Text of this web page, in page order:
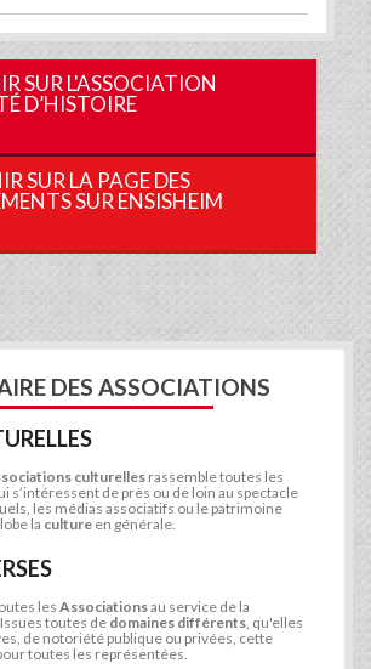
SUR L'ASSOCIATION
D’HISTOIRE
SUR LA PAGE DES
SUR ENSISHEIM
DES ASSOCIATIONS
culturelles rassemble toutes les
s’intéressent de près ou de loin au spectacle
les médias associatifs ou le patrimoine
la culture en générale.
les Associationsau service de la
toutes de domaines différents , qu'elles
de notoriété publique ou privées, cette
toutes les représentées.